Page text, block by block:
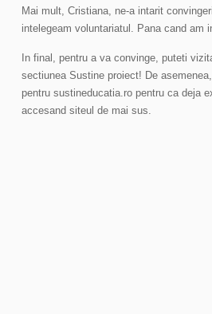
Mai mult, Cristiana, ne-a intarit
intelegeam voluntariatul. Pana cand am
In final, pentru a va convinge, puteti
sectiunea Sustine proiect! De
pentru sustineducatia.ro pentru ca deja
accesand siteul de mai sus.